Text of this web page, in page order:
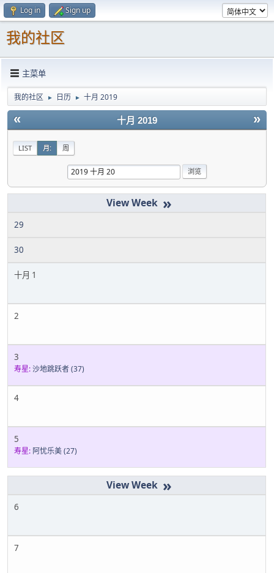
Log in Sign up
我的社区
主菜单
我的社区 ► 日历 ► 十月 2019
« »
十月 2019
LIST 月: 周
»
29
30
十月 1
2
3
寿星:沙地跳跃者(37)
4
5
寿星: 阿忧乐美(27)
»
6
7